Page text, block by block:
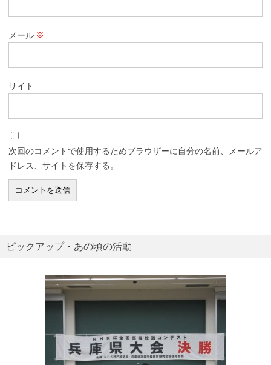
メール ※
サイト
次回のコメントで使用するためブラウザーに自分の名前、メールア
ドレス、サイトを保存する。
ピックアップ・あの頃の活動